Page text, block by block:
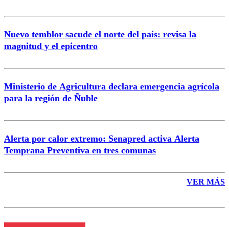
Nuevo temblor sacude el norte del país: revisa la
magnitud y el epicentro
Ministerio de Agricultura declara emergencia agrícola
para la región de Ñuble
Alerta por calor extremo: Senapred activa Alerta
Temprana Preventiva en tres comunas
VER MÁS